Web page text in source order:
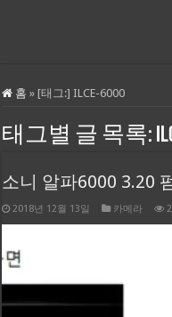
홈 » [태그:] ILCE-6000
태그별 글 목록:
소니 알파6000 3.20
2018년 12월 13일 카메라